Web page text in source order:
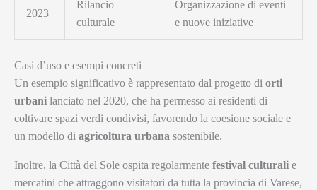
2023
Rilancio
culturale
Organizzazione di eventi
e nuove iniziative
Casi d’uso e esempi concreti
Un esempio significativo è rappresentato dal progetto di orti
urbani lanciato nel 2020, che ha permesso ai residenti di
coltivare spazi verdi condivisi, favorendo la coesione sociale e
un modello di agricoltura urbana sostenibile.
Inoltre, la Città del Sole ospita regolarmente festival culturali e
mercatini che attraggono visitatori da tutta la provincia di Varese,